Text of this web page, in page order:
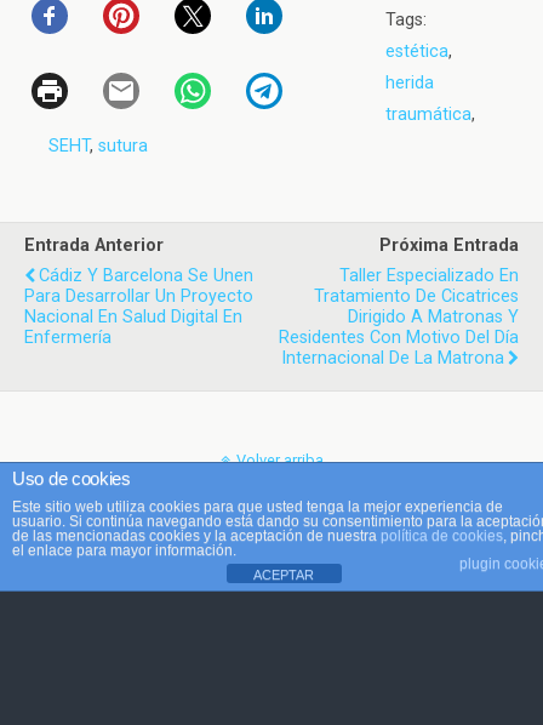
Tags:
estética,
herida
traumática,
SEHT, sutura
Entrada Anterior
Cádiz Y Barcelona Se Unen
Para Desarrollar Un Proyecto
Nacional En Salud Digital En
Enfermería
Próxima Entrada
Taller Especializado En
Tratamiento De Cicatrices
Dirigido A Matronas Y
Residentes Con Motivo Del Día
Internacional De La Matrona
Volver arriba
Móvil Escritorio
Uso de cookies
Este sitio web utiliza cookies para que usted tenga la mejor experiencia de
usuario. Si continúa navegando está dando su consentimiento para la
de las mencionadas cookies y la aceptación de nuestra política de cookies,
el enlace para mayor información.
plugin
ACEPTAR